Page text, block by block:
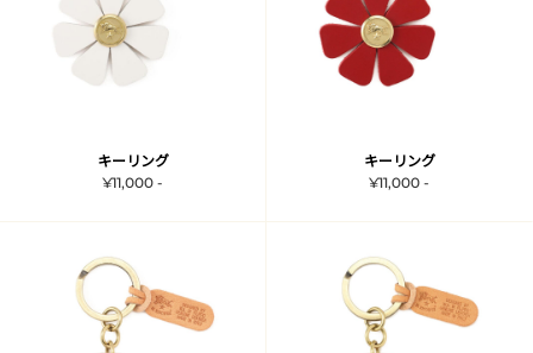
キーリング
¥11,000 -
キーリング
¥11,000 -